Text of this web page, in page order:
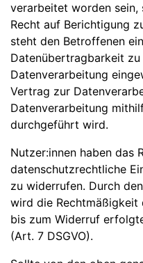
verarbeitet worden sein,
Recht auf Berichtigung
steht den Betroffenen
Datenübertragbarkeit
Datenverarbeitung
Vertrag zur
Datenverarbeitung
durchgeführt wird.
Nutzer:innen haben das
datenschutzrechtliche
zu widerrufen. Durch
wird die Rechtmäßigkeit
bis zum Widerruf
(Art. 7 DSGVO).